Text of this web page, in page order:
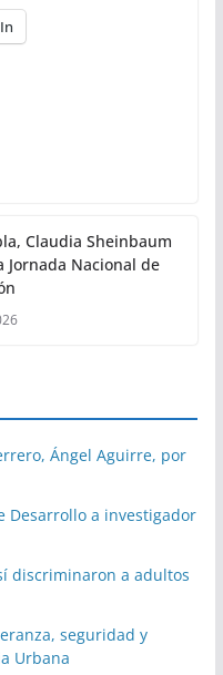
Claudia Sheinbaum
Jornada Nacional de
Ángel Aguirre, por
Desarrollo a investigador
discriminaron a adultos
seguridad y
Urbana